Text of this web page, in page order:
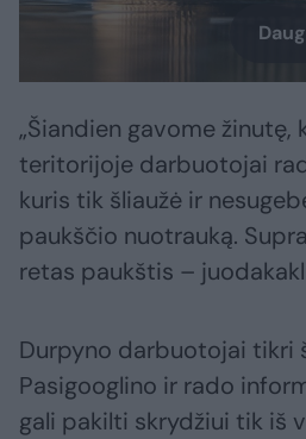
„Šiandien gavome žinutę,
teritorijoje darbuotojai
kuris tik šliaužė ir
paukščio nuotrauką.
retas paukštis –
Durpyno darbuotojai tikri
Pasigooglino ir rado
gali pakilti skrydžiui tik iš